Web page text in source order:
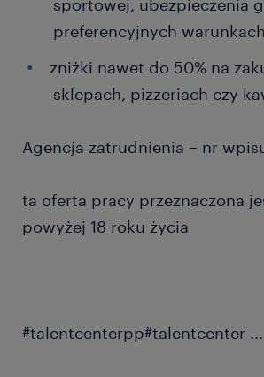
sportowej, ubezpieczenia
preferencyjnych
zniżki nawet do 50% na
sklepach, pizzeriach czy
Agencja zatrudnienia – nr
ta oferta pracy przeznaczona
powyżej 18 roku życia
#talentcenterpp#talentcenter ...